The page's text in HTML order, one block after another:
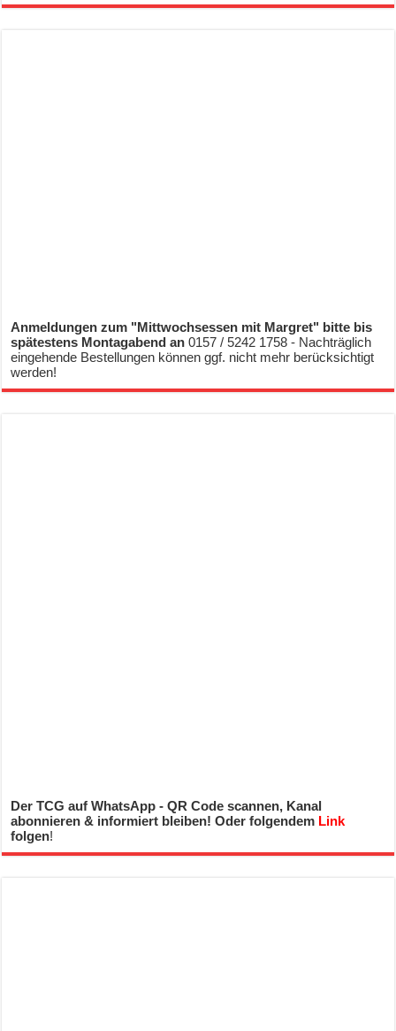
Anmeldungen zum "Mittwochsessen mit Margret" bitte bis
spätestens Montagabend an0157 / 5242 1758 - Nachträglich
eingehende Bestellungen können ggf. nicht mehr berücksichtigt
werden!
Der TCG auf WhatsApp - QR Code scannen, Kanal
abonnieren & informiert bleiben! Oder folgendem Link
folgen!